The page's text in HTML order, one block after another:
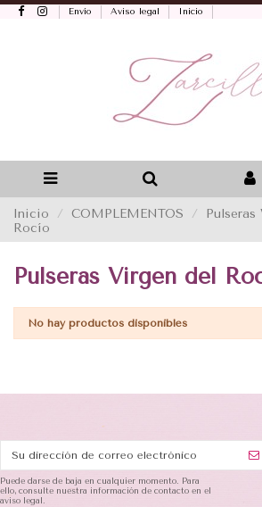
Envío Aviso legal Inicio
Inicio COMPLEMENTOS
Pulseras
Rocío
Pulseras Virgen del
No hay productos disponibles
Puede darse de baja en cualquier momento. Para
ello, consulte nuestra información de contacto en el
aviso legal.